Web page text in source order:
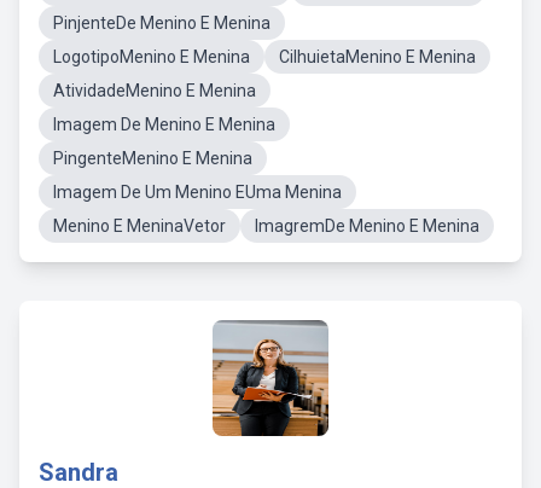
PinjenteDe Menino E Menina
LogotipoMenino E Menina
CilhuietaMenino E Menina
AtividadeMenino E Menina
Imagem De Menino E Menina
PingenteMenino E Menina
Imagem De Um Menino EUma Menina
Menino E MeninaVetor
ImagremDe Menino E Menina
Sandra